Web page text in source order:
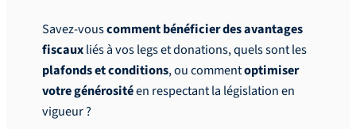
Savez-vouscomment bénéficier des avantages
fiscauxliés à vos legs et donations, quels sont les
plafonds et conditions, ou commentoptimiser
votre générositéen respectant la législation en
vigueur ?